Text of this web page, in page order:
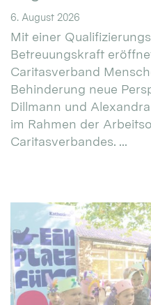
6. August 2026
Mit einer
Betreuungskraft
Caritasverband
Behinderung neue
Dillmann und
im Rahmen der
Caritasverbandes. ...